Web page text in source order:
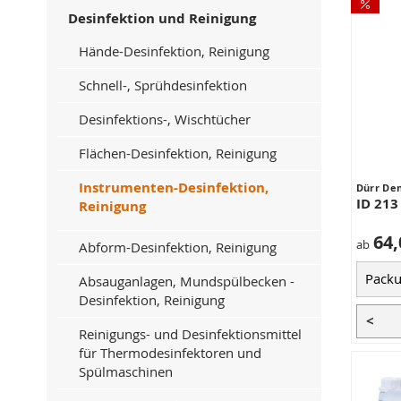
Dürr
ID 213
ab
<
Desinfektion und Reinigung
Hände-Desinfektion, Reinigung
Schnell-, Sprühdesinfektion
Desinfektions-, Wischtücher
Flächen-Desinfektion, Reinigung
Instrumenten-Desinfektion,
Reinigung
Abform-Desinfektion, Reinigung
Absauganlagen, Mundspülbecken -
Desinfektion, Reinigung
Reinigungs- und Desinfektionsmittel
für Thermodesinfektoren und
Spülmaschinen